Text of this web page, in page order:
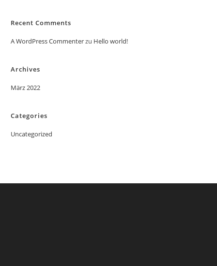
Recent Comments
A WordPress Commenterzu Hello world!
Archives
März 2022
Categories
Uncategorized